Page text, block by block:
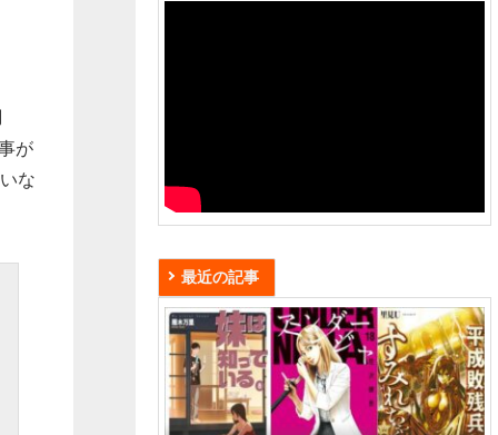
が
な
最近の記事